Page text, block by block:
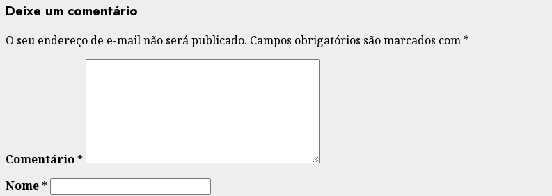
Deixe um comentário
O seu endereço de e-mail não será publicado. Campos obrigatórios são marcados com *
Comentário*
Nome*